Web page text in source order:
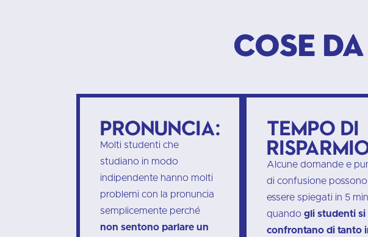
Cose
Pronuncia:
Molti studenti che
studiano in modo
indipendente hanno molti
problemi con la pronuncia
semplicemente perché
non sentono parlare un
Tempo di
Alcune domande e
di confusione possono
essere spiegati in 5
quandogli studenti si
confrontano di tanto